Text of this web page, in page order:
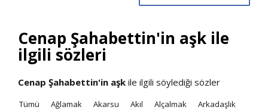
Cenap Şahabettin'in aşk ile
ilgili sözleri
Cenap Şahabettin'in aşk ile ilgili söylediği sözler
Tümü Ağlamak Akarsu Akıl Alçalmak Arkadaşlık